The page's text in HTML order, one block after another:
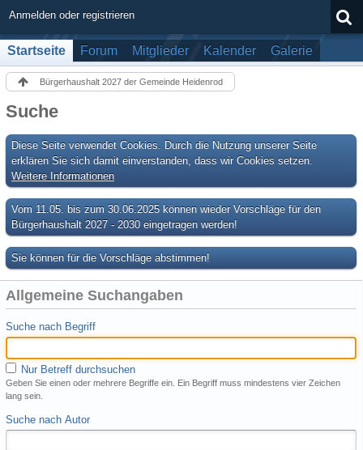
Anmelden oder registrieren
Startseite Forum Mitglieder Kalender Galerie
Bürgerhaushalt 2027 der Gemeinde Heidenrod
Suche
Diese Seite verwendet Cookies. Durch die Nutzung unserer Seite
erklären Sie sich damit einverstanden, dass wir Cookies setzen.
Weitere Informationen
Vom 11.05. bis zum 30.06.2025 können wieder Vorschläge für den
Bürgerhaushalt 2027 - 2030 eingetragen werden!
Sie können für die Vorschläge abstimmen!
Allgemeine Suchangaben
Suche nach Begriff
Nur Betreff durchsuchen
Geben Sie einen oder mehrere Begriffe ein. Ein Begriff muss mindestens vier Zeichen
lang sein.
Suche nach Autor